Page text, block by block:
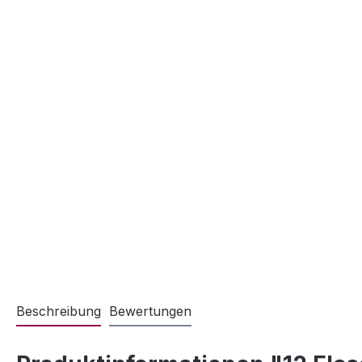
Beschreibung Bewertungen